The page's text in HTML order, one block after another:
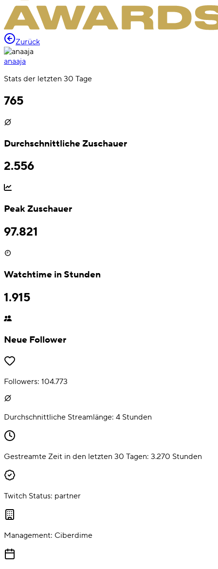
Zurück
anaaja
Stats der letzten 30 Tage
765
Durchschnittliche Zuschauer
2.556
Peak Zuschauer
97.821
Watchtime in Stunden
1.915
Neue Follower
Followers: 104.773
Durchschnittliche Streamlänge: 4 Stunden
Gestreamte Zeit in den letzten 30 Tagen: 3.270 Stunden
Twitch Status: partner
Management: Ciberdime